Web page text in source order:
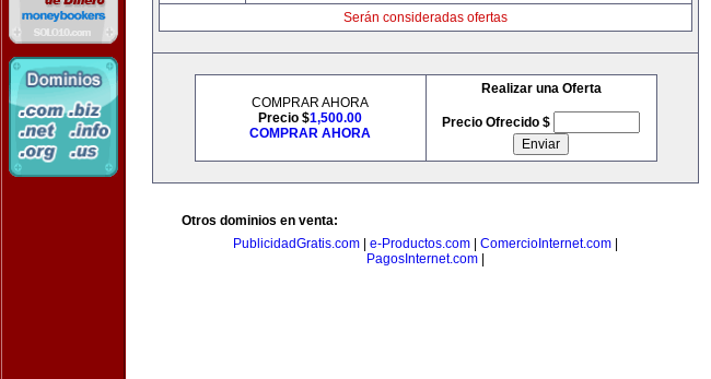
Serán consideradas ofertas
COMPRAR AHORA
Precio $1,500.00
COMPRAR AHORA
Realizar una Oferta
Precio Ofrecido $
Otros dominios en venta:
PublicidadGratis.com
e-Productos.com ComercioInternet.com
PagosInternet.com